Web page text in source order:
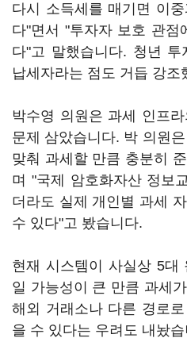
다시 소득세를 매기면 이
다"면서 "투자자 보호 관
다"고 말했습니다. 청년
납세자라는 점도 거듭 강조
박수영 의원은 과세 인프
문제 삼았습니다. 박 의원
맞춰 과세할 만큼 충분히
며 "국제 암호화자산 정보
더라도 실제 개인별 과세
수 있다"고 봤습니다.
현재 시스템이 사실상 5대
일 가능성이 큰 만큼 과세
해외 거래소나 다른 경로
을 수 있다는 우려도 내놨